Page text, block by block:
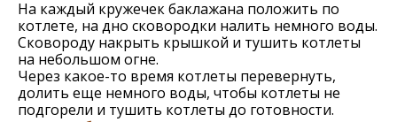
На каждый кружечек баклажана положить по
котлете, на дно сковородки налить немного воды.
Сковороду накрыть крышкой и тушить котлеты
на небольшом огне.
Через какое-то время котлеты перевернуть,
долить еще немного воды, чтобы котлеты не
подгорели и тушить котлеты до готовности.